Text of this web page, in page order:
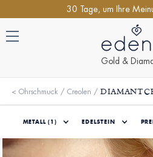
30 Tage, um Ihre
Gold &
<Ohrschmuck /Creolen /
METALL(1) EDELSTEIN